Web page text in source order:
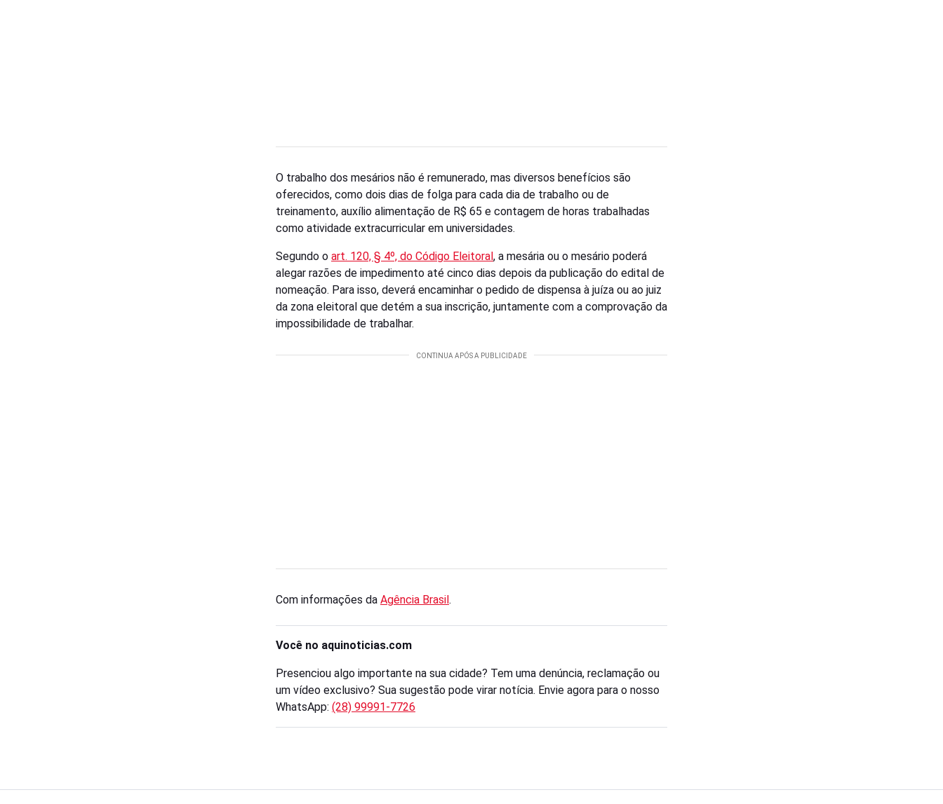
O trabalho dos mesários não é remunerado, mas diversos benefícios são
oferecidos, como dois dias de folga para cada dia de trabalho ou de
treinamento, auxílio alimentação de R$ 65 e contagem de horas trabalhadas
como atividade extracurricular em universidades.
Segundo o art. 120, § 4º, do Código Eleitoral, a mesária ou o mesário poderá
alegar razões de impedimento até cinco dias depois da publicação do edital de
nomeação. Para isso, deverá encaminhar o pedido de dispensa à juíza ou ao juiz
da zona eleitoral que detém a sua inscrição, juntamente com a comprovação da
impossibilidade de trabalhar.
Com informações da Agência Brasil.
Você no aquinoticias.com
Presenciou algo importante na sua cidade? Tem uma denúncia, reclamação ou
um vídeo exclusivo? Sua sugestão pode virar notícia. Envie agora para o nosso
WhatsApp: (28) 99991-7726